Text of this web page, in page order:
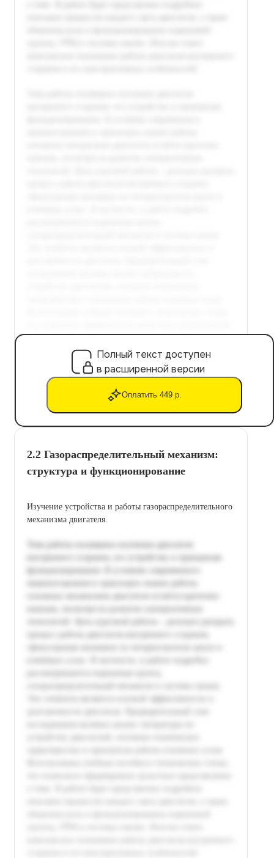
Полный текст доступен
в расширенной версии
Оплатить 449 р.
2.2 Газораспределительный механизм:
структура и функционирование
Изучение устройства и работы газораспределительного
механизма двигателя.